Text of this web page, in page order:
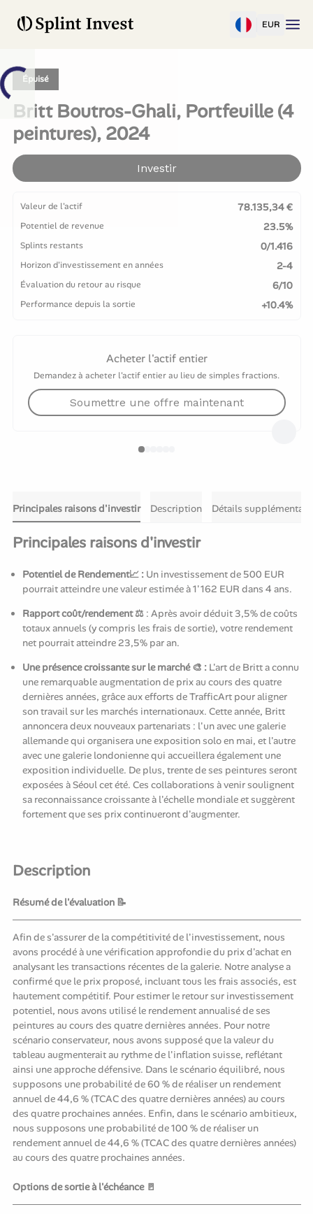
EUR
Épuisé
Britt Boutros-Ghali, Portfeuille (4
peintures), 2024
Investir
Valeur de l'actif 78.135,34 €
Potentiel de revenue 23.5%
Splints restants 0/1.416
Horizon d'investissement en années 2-4
Évaluation du retour au risque 6/10
Performance depuis la sortie +10.4%
Acheter l'actif entier
Demandez à acheter l'actif entier au lieu de simples fractions.
Soumettre une offre maintenant
Principales raisons d'investir Description Détails
Principales raisons d'investir
Potentiel de Rendement📈 : Un investissement de 500 EUR
pourrait atteindre une valeur estimée à 1'162 EUR dans 4 ans.
Rapport coût/rendement ⚖️ : Après avoir déduit 3,5% de coûts
totaux annuels (y compris les frais de sortie), votre rendement
net pourrait atteindre 23,5% par an.
Une présence croissante sur le marché 🎨 : L'art de Britt a connu
une remarquable augmentation de prix au cours des quatre
dernières années, grâce aux efforts de TrafficArt pour aligner
son travail sur les marchés internationaux. Cette année, Britt
annoncera deux nouveaux partenariats : l'un avec une galerie
allemande qui organisera une exposition solo en mai, et l'autre
avec une galerie londonienne qui accueillera également une
exposition individuelle. De plus, trente de ses peintures seront
exposées à Séoul cet été. Ces collaborations à venir soulignent
sa reconnaissance croissante à l'échelle mondiale et suggèrent
fortement que ses prix continueront d'augmenter.
Description
Résumé de l'évaluation 📝
Afin de s'assurer de la compétitivité de l'investissement, nous
avons procédé à une vérification approfondie du prix d'achat en
analysant les transactions récentes de la galerie. Notre analyse a
confirmé que le prix proposé, incluant tous les frais associés, est
hautement compétitif. Pour estimer le retour sur investissement
potentiel, nous avons utilisé le rendement annualisé de ses
peintures au cours des quatre dernières années. Pour notre
scénario conservateur, nous avons supposé que la valeur du
tableau augmenterait au rythme de l'inflation suisse, reflétant
ainsi une approche défensive. Dans le scénario équilibré, nous
supposons une probabilité de 60 % de réaliser un rendement
annuel de 44,6 % (TCAC des quatre dernières années) au cours
des quatre prochaines années. Enfin, dans le scénario ambitieux,
nous supposons une probabilité de 100 % de réaliser un
rendement annuel de 44,6 % (TCAC des quatre dernières années)
au cours des quatre prochaines années.
Options de sortie à l'échéance 🚪